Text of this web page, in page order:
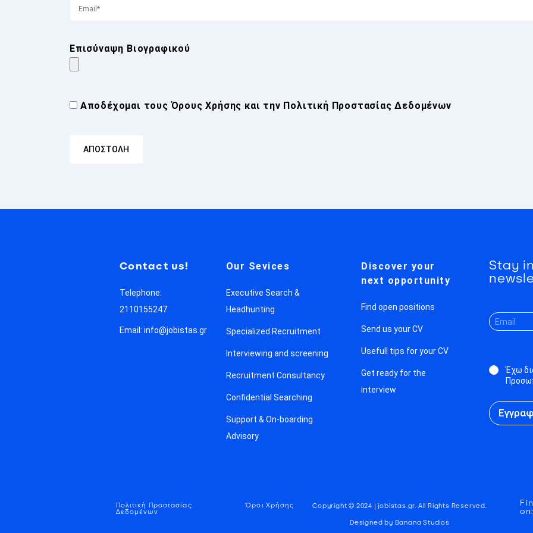
Επισύναψη Βιογραφικού
Αποδέχομαι τουςΌρους Χρήσης και την Πολιτική Προστασίας Δεδομένων
Contact us!
Telephone:
2110155247
Email: info@jobistas.gr
Our Sevices
Executive Search &
Headhunting
Specialized Recruitment
Interviewing and screening
Recruitment Consultancy
Confidential Searching
Support & On-boarding
Advisory
Discover your
next opportunity
Find open positions
Send us your CV
Usefull tips for your CV
Get ready for the
interview
Stay
Έχω
Πολιτική Προστασίας
Δεδομένων
Όροι Χρήσης Copyright © 2024 | jobistas.gr. All Rights Reserved.
Designed by Banana Studios
on: